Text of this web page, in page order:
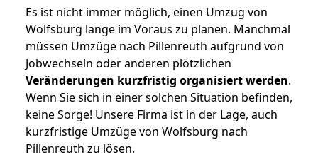
Es ist nicht immer möglich, einen Umzug von
Wolfsburg lange im Voraus zu planen. Manchmal
müssen Umzüge nach Pillenreuth aufgrund von
Jobwechseln oder anderen plötzlichen
Veränderungen kurzfristig organisiert werden.
Wenn Sie sich in einer solchen Situation befinden,
keine Sorge! Unsere Firma ist in der Lage, auch
kurzfristige Umzüge von Wolfsburg nach
Pillenreuth zu lösen.